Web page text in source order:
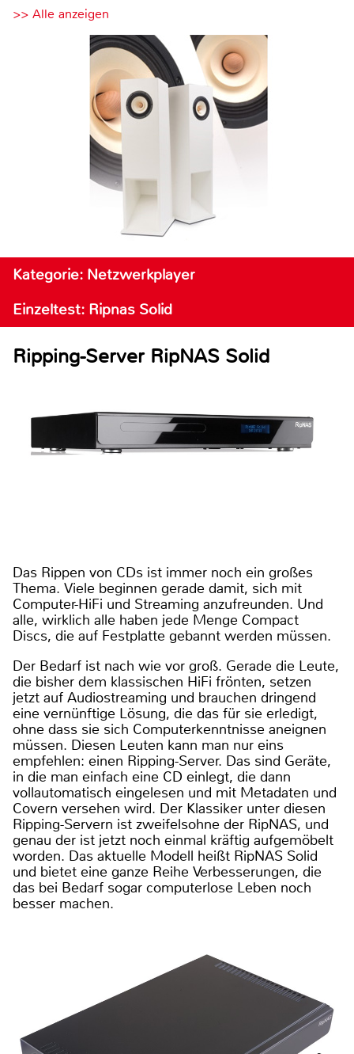
>> Alle anzeigen
Kategorie: Netzwerkplayer
Einzeltest: Ripnas Solid
Ripping-Server RipNAS Solid
Das Rippen von CDs ist immer noch ein großes
Thema. Viele beginnen gerade damit, sich mit
Computer-HiFi und Streaming anzufreunden. Und
alle, wirklich alle haben jede Menge Compact
Discs, die auf Festplatte gebannt werden müssen.
Der Bedarf ist nach wie vor groß. Gerade die Leute,
die bisher dem klassischen HiFi frönten, setzen
jetzt auf Audiostreaming und brauchen dringend
eine vernünftige Lösung, die das für sie erledigt,
ohne dass sie sich Computerkenntnisse aneignen
müssen. Diesen Leuten kann man nur eins
empfehlen: einen Ripping-Server. Das sind Geräte,
in die man einfach eine CD einlegt, die dann
vollautomatisch eingelesen und mit Metadaten und
Covern versehen wird. Der Klassiker unter diesen
Ripping-Servern ist zweifelsohne der RipNAS, und
genau der ist jetzt noch einmal kräftig aufgemöbelt
worden. Das aktuelle Modell heißt RipNAS Solid
und bietet eine ganze Reihe Verbesserungen, die
das bei Bedarf sogar computerlose Leben noch
besser machen.